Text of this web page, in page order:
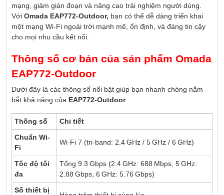
mạng, giảm gián đoạn và nâng cao trải nghiệm người dùng.
Với Omada EAP772-Outdoor, bạn có thể dễ dàng triển khai
một mạng Wi-Fi ngoài trời mạnh mẽ, ổn định, và đáng tin cậy
cho mọi nhu cầu kết nối.
Thông số cơ bản của sản phẩm Omada
EAP772-Outdoor
Dưới đây là các thông số nổi bật giúp bạn nhanh chóng nắm
bắt khả năng của EAP772-Outdoor:
Thông số
Chi tiết
Chuẩn Wi-
Fi
Wi-Fi 7 (tri-band: 2.4 GHz / 5 GHz / 6 GHz)
Tốc độ tối
đa
Tổng 9.3 Gbps (2.4 GHz: 688 Mbps, 5 GHz:
2.88 Gbps, 6 GHz: 5.76 Gbps)
Số thiết bị